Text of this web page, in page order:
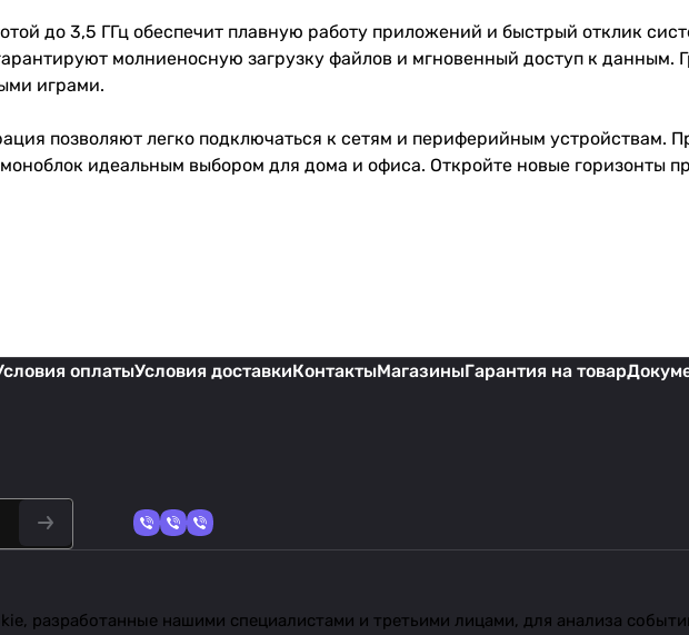
до 3,5 ГГц обеспечит плавную работу приложений и быстрый отклик
молниеносную загрузку файлов и мгновенный доступ к данным.
играми.
позволяют легко подключаться к сетям и периферийным устройствам.
идеальным выбором для дома и офиса. Откройте новые горизонты
оплатыУсловия доставкиКонтактыМагазиныГарантия на товар
разработанные нашими специалистами и третьими лицами, для анализа